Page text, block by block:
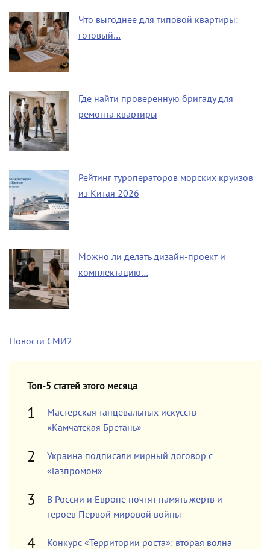
Что выгоднее для типовой квартиры:
готовый…
Где найти проверенную бригаду для
ремонта квартиры
Рейтинг туроператоров морских круизов
из Китая 2026
Можно ли делать дизайн-проект и
комплектацию…
Новости СМИ2
Топ-5 статей этого месяца
Мастерская танцевальных искусств
«Камчатская Бретань»
Украина подписали мирный договор с
«Газпромом»
В России и Европе почтят память жертв и
героев Первой мировой войны
Конкурс «Территории роста»: вторая волна